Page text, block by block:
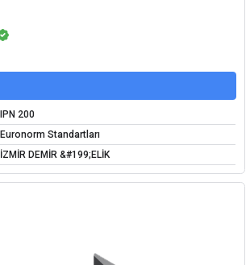
IPN 200
Euronorm Standartları
İZMİR DEMİR &#199;ELİK